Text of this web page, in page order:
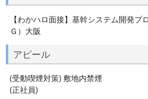
【わかハロ面接】基幹システム開発プ
Ｇ）大阪
アピール
(受動喫煙対策) 敷地内禁煙
(正社員)